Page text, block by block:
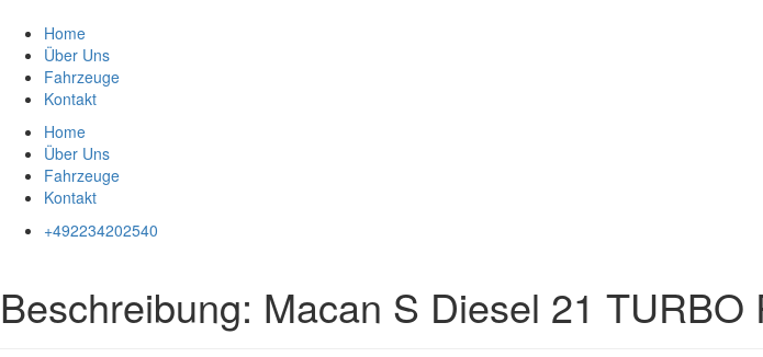
Inhalt
springen
Home
Über Uns
Fahrzeuge
Kontakt
Home
Über Uns
Fahrzeuge
Kontakt
+492234202540
Beschreibung: Macan S Diesel 21